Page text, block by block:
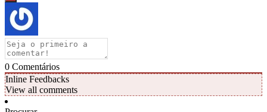
0 Comentários
Inline Feedbacks
View all comments